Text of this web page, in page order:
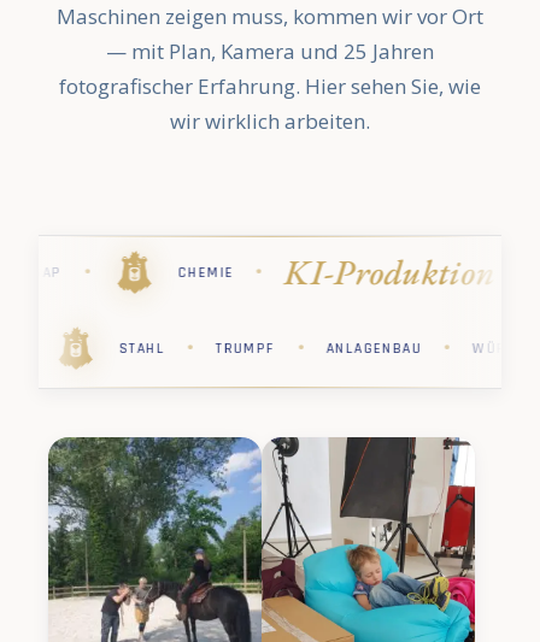
Maschinen zeigen muss, kommen wir vor Ort
— mit Plan, Kamera und 25 Jahren
fotografischer Erfahrung. Hier sehen Sie, wie
wir wirklich arbeiten.
STIHL PHARMA KÄRCHER ·
PHARMA · STIHL · CHEMIE · SAP ·